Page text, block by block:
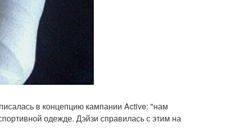
в концепцию кампании Active: "нам
одежде. Дэйзи справилась с этим на